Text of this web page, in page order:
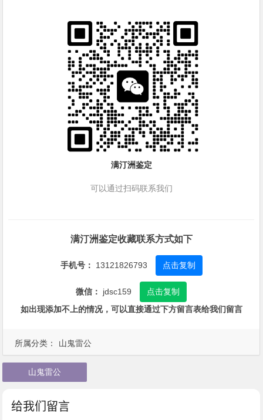
所属分类： 山鬼雷公
满汀洲鉴定
可以通过扫码联系我们
满汀洲鉴定收藏联系方式如下
手机号： 13121826793 点击复制
微信： jdsc159
点击复制
如出现添加不上的情况，可以直接通过下方留言表给我们留言
山鬼雷公